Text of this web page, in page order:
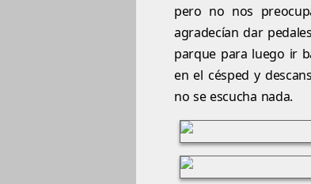
pero no nos
agradecían dar
parque para luego ir
en el césped y
no se escucha nada.